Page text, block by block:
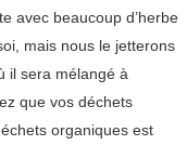
avec beaucoup d’herbe
mais nous le jetterons
il sera mélangé à
que vos déchets
organiques est